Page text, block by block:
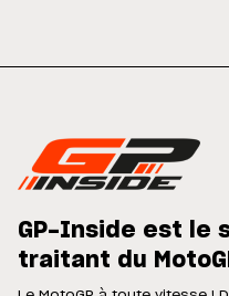
GP-Inside est le
traitant du